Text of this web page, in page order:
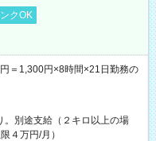
クOK
＝1,300円×8時間×21日勤務の
。別途支給（２キロ以上の場
４万円/月）